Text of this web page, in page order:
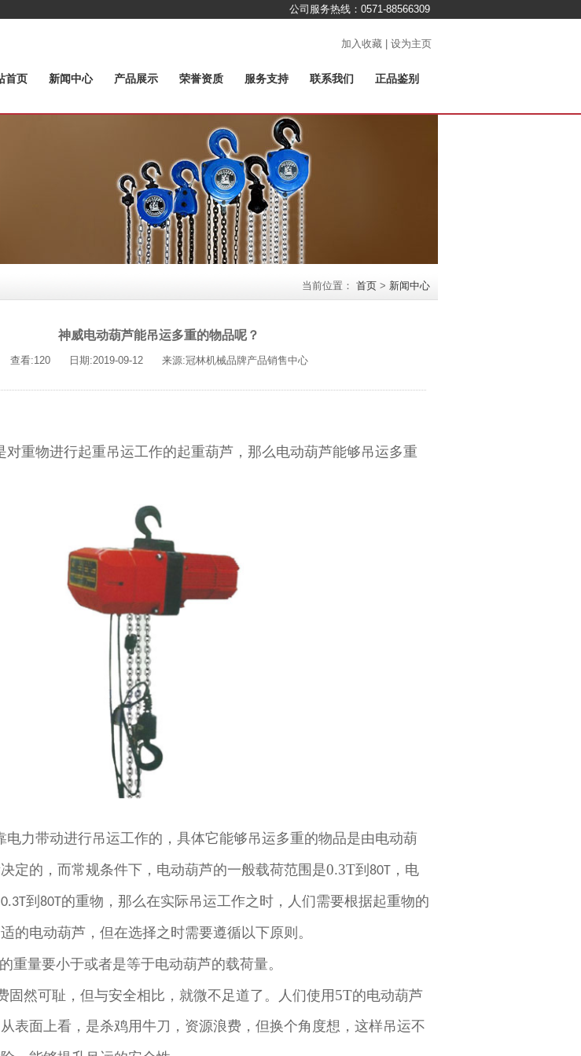
公司服务热线：0571-88566309
加入收藏 | 设为主页
首页 新闻中心 产品展示 荣誉资质 服务支持 联系我们 正品鉴别
当前位置： 首页 > 新闻中心
神威电动葫芦能吊运多重的物品呢？
查看:120 日期:2019-09-12 来源:冠林机械品牌产品销售中心
对重物进行起重吊运工作的起重葫芦，那么电动葫芦能够吊运多重
电力带动进行吊运工作的，具体它能够吊运多重的物品是由电动葫
定的，而常规条件下，电动葫芦的一般载荷范围是0.3T到 80T ，电
0.3T到 80T的重物，那么在实际吊运工作之时，人们需要根据起重物的
的电动葫芦，但在选择之时需要遵循以下原则。
重量要小于或者是等于电动葫芦的载荷量。
固然可耻，但与安全相比，就微不足道了。人们使用 5T的电动葫芦
表面上看，是杀鸡用牛刀，资源浪费，但换个角度想，这样吊运不